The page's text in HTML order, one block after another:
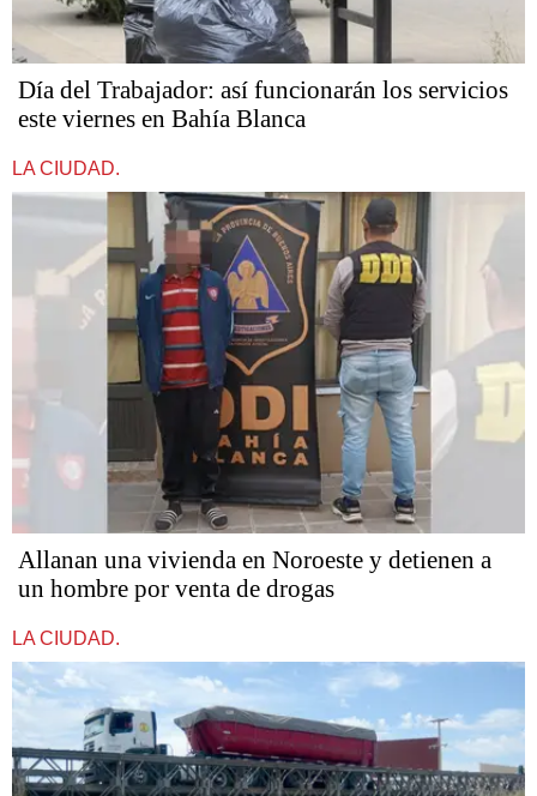
Día del Trabajador: así funcionarán los servicios
este viernes en Bahía Blanca
LA CIUDAD.
Allanan una vivienda en Noroeste y detienen a
un hombre por venta de drogas
LA CIUDAD.